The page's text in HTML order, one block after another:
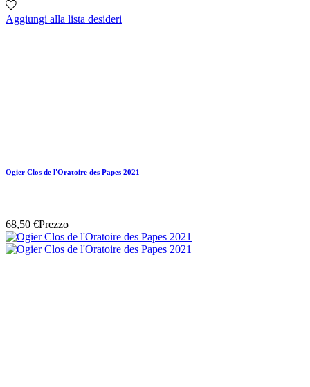
Aggiungi alla lista desideri
Ogier Clos de l'Oratoire des Papes 2021
68,50 €Prezzo